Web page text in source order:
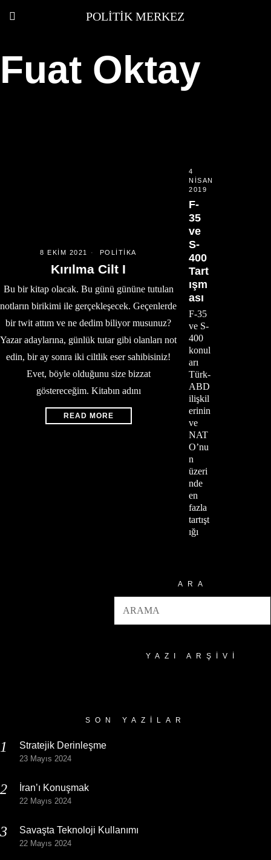
POLITIK MERKEZ
Fuat Oktay
8 EKIM 2021 POLITIKA
Kırılma Cilt I
Bu bir kitap olacak. Bu günü gününe tutulan
notların birikimi ile gerçekleşecek. Geçenlerde
bir twit attım ve ne dedim biliyor musunuz?
Yazar adaylarına, günlük tutar gibi olanları not
edin, bir ay sonra iki ciltlik eser sahibisiniz!
Evet, böyle olduğunu size bizzat
göstereceğim. Kitabın adını
READ MORE
4
NISAN
2019
F-
35
ve
S-
400
Tart
ışm
ası
F-35
ve S-
400
konul
arı
Türk-
ABD
ilişkil
erinin
ve
NAT
O’nu
n
üzeri
nde
en
fazla
tartışt
ığı
ARA
YAZI ARŞIVI
SON YAZILAR
Stratejik Derinleşme
23 Mayıs 2024
İran’ı Konuşmak
22 Mayıs 2024
Savaşta Teknoloji Kullanımı
22 Mayıs 2024